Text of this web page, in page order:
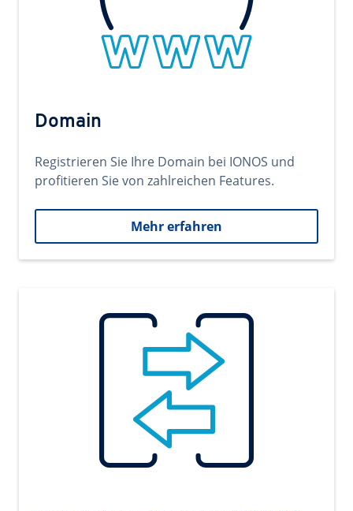
Domain
Registrieren Sie Ihre Domain bei IONOS und
profitieren Sie von zahlreichen Features.
Mehr erfahren